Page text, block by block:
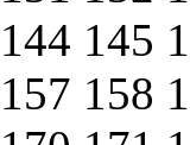
144 145
157 158